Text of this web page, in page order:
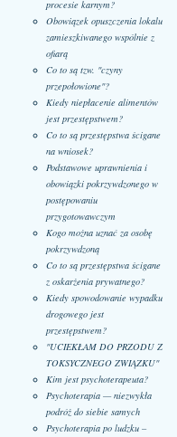
procesie karnym?
Obowiązek opuszczenia lokalu
zamieszkiwanego wspólnie z
ofiarą
Co to są tzw. "czyny
przepołowione"?
Kiedy niepłacenie alimentów
jest przestępstwem?
Co to są przestępstwa ścigane
na wniosek?
Podstawowe uprawnienia i
obowiązki pokrzywdzonego w
postępowaniu
przygotowawczym
Kogo można uznać za osobę
pokrzywdzoną
Co to są przestępstwa ścigane
z oskarżenia prywatnego?
Kiedy spowodowanie wypadku
drogowego jest
przestępstwem?
"UCIEKŁAM DO PRZODU Z
TOKSYCZNEGO ZWIĄZKU"
Kim jest psychoterapeuta?
Psychoterapia — niezwykła
podróż do siebie samych
Psychoterapia po ludzku –